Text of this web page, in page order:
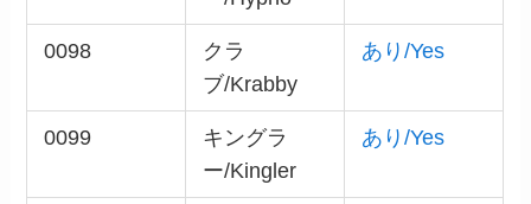
0098
クラ
ブ/Krabby
あり/Yes
0099
キングラ
ー/Kingler
あり/Yes